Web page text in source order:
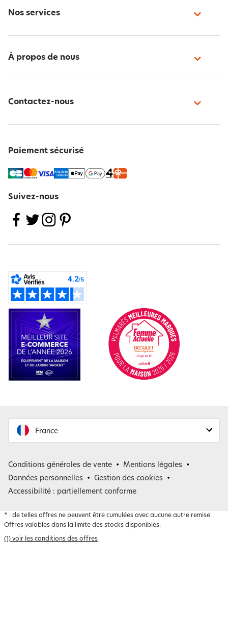
Nos services
À propos de nous
Contactez-nous
Paiement sécurisé
Suivez-nous
France
Belgique
Conditions générales de vente
Mentions légales
Données personnelles
Gestion des cookies
Accessibilité : partiellement conforme
* : de telles offres ne peuvent être cumulées avec aucune autre remise.
Offres valables dans la limite des stocks disponibles.
(1) voir les conditions des offres